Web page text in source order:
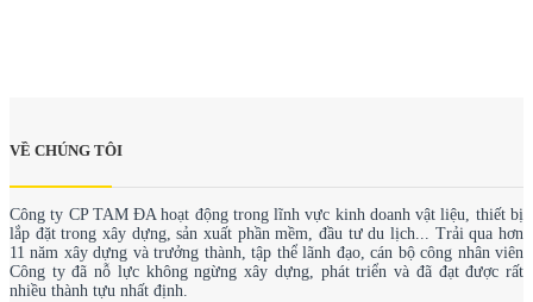
VỀ CHÚNG TÔI
Công ty CP TAM ĐA hoạt động trong lĩnh vực kinh doanh vật liệu, thiết bị
lắp đặt trong xây dựng, sản xuất phần mềm, đầu tư du lịch... Trải qua hơn
11 năm xây dựng và trưởng thành, tập thể lãnh đạo, cán bộ công nhân viên
Công ty đã nỗ lực không ngừng xây dựng, phát triển và đã đạt được rất
nhiều thành tựu nhất định.